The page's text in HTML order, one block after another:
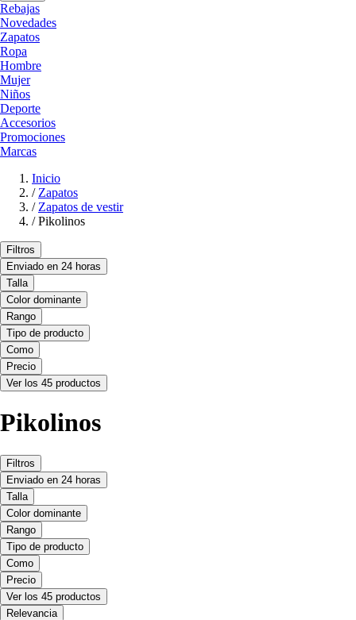
Rebajas
Novedades
Zapatos
Ropa
Hombre
Mujer
Niños
Deporte
Accesorios
Promociones
Marcas
Inicio
/ Zapatos
/ Zapatos de vestir
/ Pikolinos
Filtros
Enviado en 24 horas
Talla
Color dominante
Rango
Tipo de producto
Como
Precio
Ver los 45 productos
Pikolinos
Filtros
Enviado en 24 horas
Talla
Color dominante
Rango
Tipo de producto
Como
Precio
Ver los 45 productos
Relevancia